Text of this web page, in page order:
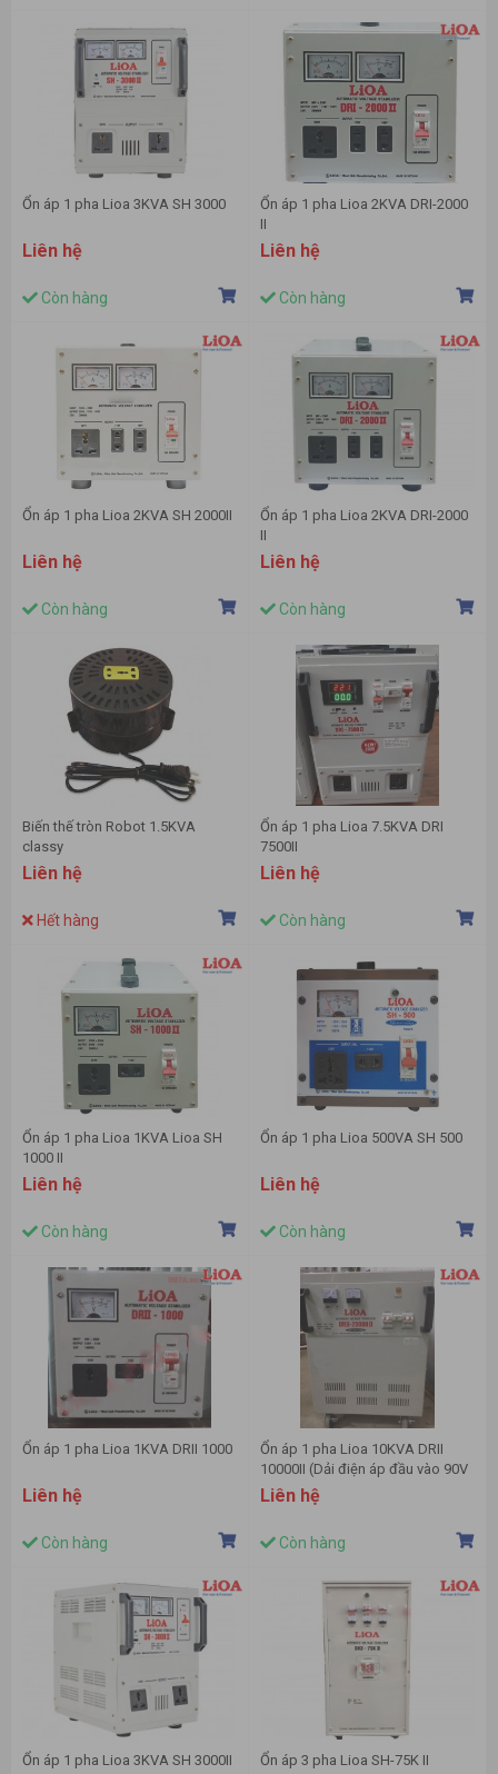
Ổn áp 1 pha Lioa 3KVA SH 3000
Liên hệ
Còn hàng
Ổn áp 1 pha Lioa 2KVA DRI-2000
II
Liên hệ
Còn hàng
Ổn áp 1 pha Lioa 2KVA SH 2000II
Liên hệ
Còn hàng
Ổn áp 1 pha Lioa 2KVA DRI-2000
II
Liên hệ
Còn hàng
Biến thế tròn Robot 1.5KVA
classy
Liên hệ
Hết hàng
Ổn áp 1 pha Lioa 7.5KVA DRI
7500II
Liên hệ
Còn hàng
Ổn áp 1 pha Lioa 1KVA Lioa SH
1000 II
Liên hệ
Còn hàng
Ổn áp 1 pha Lioa 500VA SH 500
Liên hệ
Còn hàng
Ổn áp 1 pha Lioa 1KVA DRII 1000
Liên hệ
Còn hàng
Ổn áp 1 pha Lioa 10KVA DRII
10000II (Dải điện áp đầu vào 90V
- 250V)
Liên hệ
Còn hàng
Ổn áp 1 pha Lioa 3KVA SH 3000II Ổn áp 3 pha Lioa SH-75K II